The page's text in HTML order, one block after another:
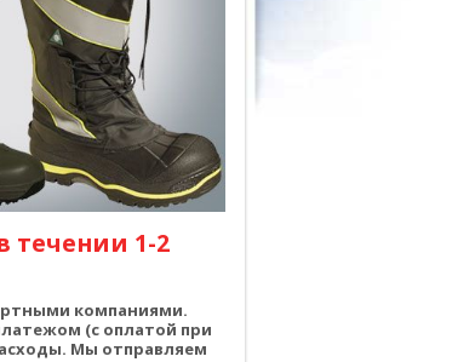
течении 1-2
компаниями.
(с оплатой при
Мы отправляем